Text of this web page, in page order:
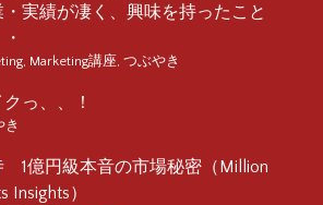
実績が凄く、興味を持ったこと
, Marketing講座, つぶやき
っ、、！
き
1億円級本音の市場秘密（Million
Insights）